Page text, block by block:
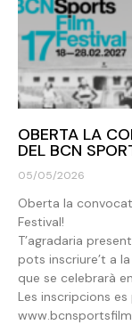
OBERTA LA
DEL BCN
05/05/2026
Oberta la
Festival!
T’agradaria
pots inscriure’t a
que se celebrarà
Les inscripcions